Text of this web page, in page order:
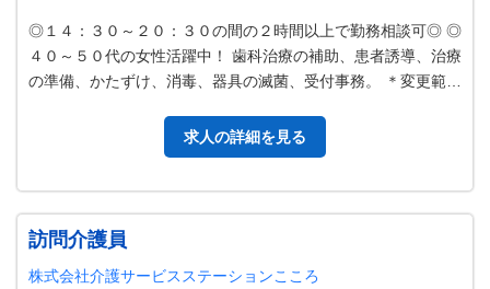
◎１４：３０～２０：３０の間の２時間以上で勤務相談可◎ ◎
４０～５０代の女性活躍中！ 歯科治療の補助、患者誘導、治療
の準備、かたずけ、消毒、器具の滅菌、受付事務。 ＊変更範
求人の詳細を見る
訪問介護員
株式会社介護サービスステーションこころ